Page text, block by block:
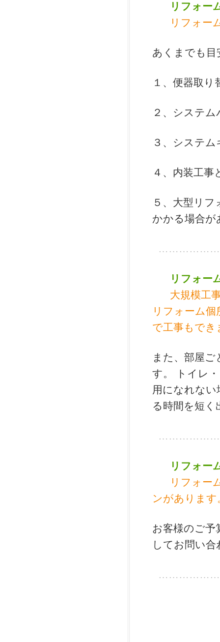
リフォー
リフォー
あくまでも目
１、便器取
２、システ
３、システ
４、内装工
５、大型リ
かかる場合が
リフォー
大規模工
リフォーム
で工事もでき
また、部屋
す。 トイレ
用になれな
る時間を短く
リフォー
リフォー
ンがあります
お客様のご
してお問い